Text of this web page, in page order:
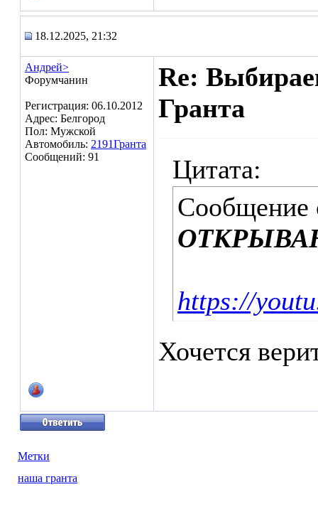
18.12.2025, 21:32
Андрей>
Форумчанин
Регистрация: 06.10.2012
Адрес: Белгород
Пол: Мужской
Автомобиль: 2191Гранта
Сообщений: 91
Re:
Гранта
Цитата:
Сообщение
https://
Хочется
Метки
наша гранта